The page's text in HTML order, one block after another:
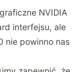
NVIDIA
interfejsu, ale
nie powinno nas